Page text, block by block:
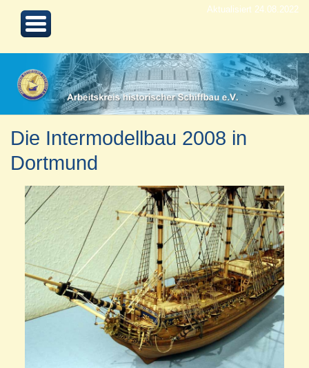
Aktualisiert 24.08.2022
Die Intermodellbau 2008 in
Dortmund